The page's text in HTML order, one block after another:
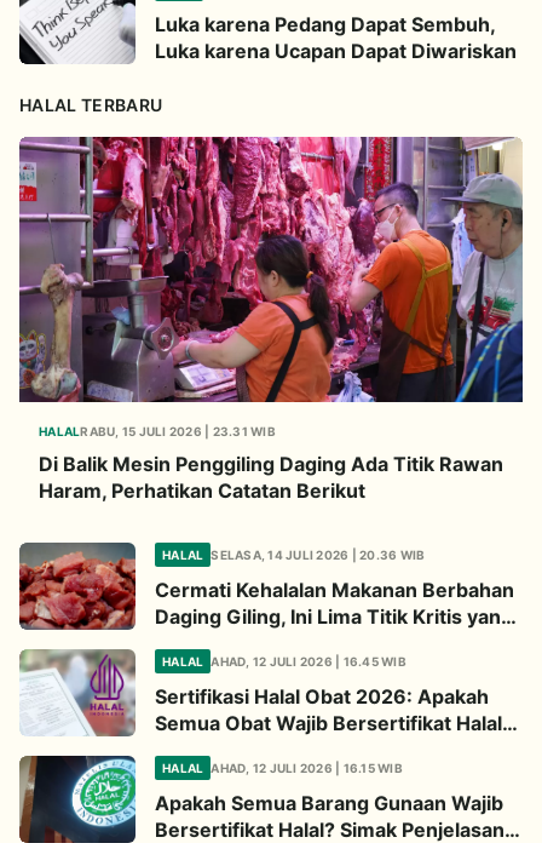
Luka karena Pedang Dapat Sembuh,
Luka karena Ucapan Dapat Diwariskan
HALAL TERBARU
HALALRABU, 15 JULI 2026 | 23.31 WIB
Di Balik Mesin Penggiling Daging Ada Titik Rawan
Haram, Perhatikan Catatan Berikut
HALAL SELASA, 14 JULI 2026 | 20.36 WIB
Cermati Kehalalan Makanan Berbahan
Daging Giling, Ini Lima Titik Kritis yang
HALAL AHAD, 12 JULI 2026 | 16.45 WIB
Sertifikasi Halal Obat 2026: Apakah
Semua Obat Wajib Bersertifikat Halal?
HALAL AHAD, 12 JULI 2026 | 16.15 WIB
Apakah Semua Barang Gunaan Wajib
Bersertifikat Halal? Simak Penjelasan